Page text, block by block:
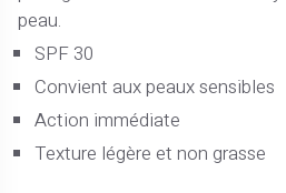
peau.
SPF 30
Convient aux peaux sensibles
Action immédiate
Texture légère et non grasse